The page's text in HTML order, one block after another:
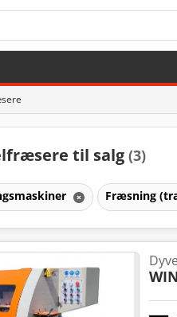
til salg (3)
Fræsning